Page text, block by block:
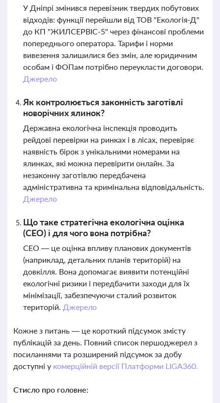
У Дніпрі змінився перевізник твердих побутових
відходів: функції перейшли від ТОВ "Екологія-Д"
до КП "ЖИЛСЕРВІС-5" через фінансові проблеми
попереднього оператора. Тарифи і норми
вивезення залишилися без змін, але юридичним
особам і ФОПам потрібно переукласти договори.
Джерело
Як контролюється законність заготівлі
новорічних ялинок?
Державна екологічна інспекція проводить
рейдові перевірки на ринках і в лісах, перевіряє
наявність бірок з унікальними номерами на
ялинках, які можна перевірити онлайн. За
незаконну заготівлю передбачена
адміністративна та кримінальна відповідальність.
Джерело
Що таке стратегічна екологічна оцінка
(СЕО) і для чого вона потрібна?
СЕО — це оцінка впливу планових документів
(наприклад, детальних планів територій) на
довкілля. Вона допомагає виявити потенційні
екологічні ризики і передбачити заходи для їх
мінімізації, забезпечуючи сталий розвиток
територій. Джерело
Кожне з питань — це короткий підсумок змісту
публікацій за день. Повний список першоджерел з
посиланнями та розширений підсумок за добу
доступні у комерційній версії Платформи LIGA360.
Стисло про головне: